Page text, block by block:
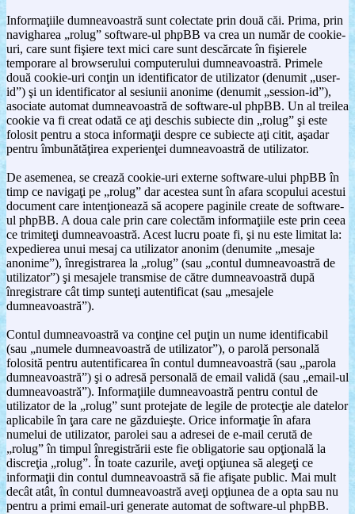
Informaţiile dumneavoastră sunt colectate prin două căi. Prima, prin
navigharea „rolug” software-ul phpBB va crea un număr de cookie-
uri, care sunt fişiere text mici care sunt descărcate în fişierele
temporare al browserului computerului dumneavoastră. Primele
două cookie-uri conţin un identificator de utilizator (denumit „user-
id”) şi un identificator al sesiunii anonime (denumit „session-id”),
asociate automat dumneavoastră de software-ul phpBB. Un al treilea
cookie va fi creat odată ce aţi deschis subiecte din „rolug” şi este
folosit pentru a stoca informaţii despre ce subiecte aţi citit, aşadar
pentru îmbunătăţirea experienţei dumneavoastră de utilizator.
De asemenea, se crează cookie-uri externe software-ului phpBB în
timp ce navigaţi pe „rolug” dar acestea sunt în afara scopului acestui
document care intenţionează să acopere paginile create de software-
ul phpBB. A doua cale prin care colectăm informaţiile este prin ceea
ce trimiteţi dumneavoastră. Acest lucru poate fi, şi nu este limitat la:
expedierea unui mesaj ca utilizator anonim (denumite „mesaje
anonime”), înregistrarea la „rolug” (sau „contul dumneavoastră de
utilizator”) şi mesajele transmise de către dumneavoastră după
înregistrare cât timp sunteţi autentificat (sau „mesajele
dumneavoastră”).
Contul dumneavoastră va conţine cel puţin un nume identificabil
(sau „numele dumneavoastră de utilizator”), o parolă personală
folosită pentru autentificarea în contul dumneavoastră (sau „parola
dumneavoastră”) şi o adresă personală de email validă (sau „email-ul
dumneavoastră”). Informaţiile dumneavoastră pentru contul de
utilizator de la „rolug” sunt protejate de legile de protecţie ale datelor
aplicabile în ţara care ne găzduieşte. Orice informaţie în afara
numelui de utilizator, parolei sau a adresei de e-mail cerută de
„rolug” în timpul înregistrării este fie obligatorie sau opţională la
discreţia „rolug”. În toate cazurile, aveţi opţiunea să alegeţi ce
informaţii din contul dumneavoastră să fie afişate public. Mai mult
decât atât, în contul dumneavoastră aveţi opţiunea de a opta sau nu
pentru a primi email-uri generate automat de software-ul phpBB.